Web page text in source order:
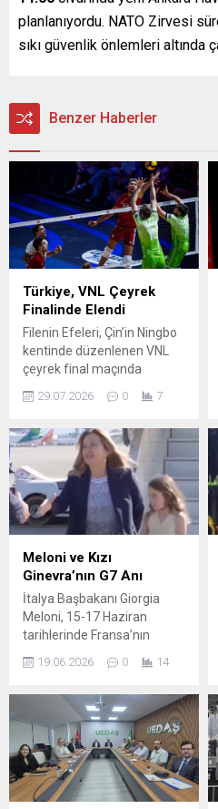
planlanıyordu. NATO Zirvesi
sıkı güvenlik önlemleri altında
Benzer Haberler
Türkiye, VNL Çeyrek
Finalinde Elendi
Filenin Efeleri, Çin’in Ningbo
kentinde düzenlenen VNL
çeyrek final maçında
oldu ve turnuvaya veda etti.
başladı; Türkiye sahadan
mağlup ayrıldı. Milliler,
turnuva boyunca elde ettiği
10 galibiyet ve 26 puanla
tarihinde ilk kez çeyrek
finale yükselmişti. Ancak
Slovenya karşısında
aradıkları ritmi bulamayarak
29.07.2026 0 7
Meloni ve Kızı
Ginevra’nın G7 Anı
İtalya Başbakanı Giorgia
Meloni, 15-17 Haziran
tarihlerinde Fransa’nın
Evian-les-Bains kentinde
düzenlenen 52. G7 Liderler
Cenevre’ye geldi. Zirvede
küresel ekonomi, güvenlik
ve tedarik zincirleri gibi
önemli konular gündeme
alındı ve birçok ülke lideri
hazır bulundu. Zirve
19.06.2026 0 14